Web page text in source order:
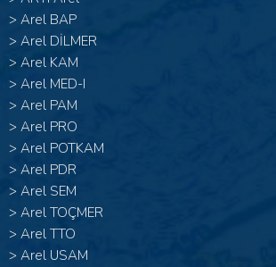
> Arel BAP
> Arel DİLMER
> Arel KAM
> Arel MED-I
> Arel PAM
> Arel PRO
> Arel POTKAM
> Arel PDR
> Arel SEM
> Arel TOÇMER
> Arel TTO
> Arel USAM